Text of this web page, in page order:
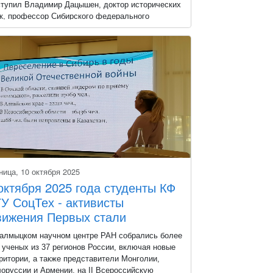
Владимир Дацышен, доктор исторических
профессор Сибирского федерального
ведущий российский специалист по
российско-китайских отношений.
10 октября 2025
2025 года студенты КФ
СоцТех - активисты
Первых стали
открытой лекции
калмыцкая история
России» Зберовской Е.Л.
научном центре РАН собрались более
ученых из 37 регионов России, включая новые
а также представители Монголии,
и Армении, на II Всероссийскую